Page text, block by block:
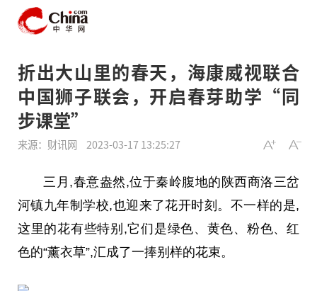
折出大山里的春天，海康威视联合
中国狮子联会，开启春芽助学“同
步课堂”
来源：财讯网 2023-03-17 13:25:27
三月,春意盎然,位于秦岭腹地的陕西商洛三岔
河镇九年制学校,也迎来了花开时刻。不一样的是,
这里的花有些特别,它们是绿色、黄色、粉色、红
色的“薰衣草”,汇成了一捧别样的花束。